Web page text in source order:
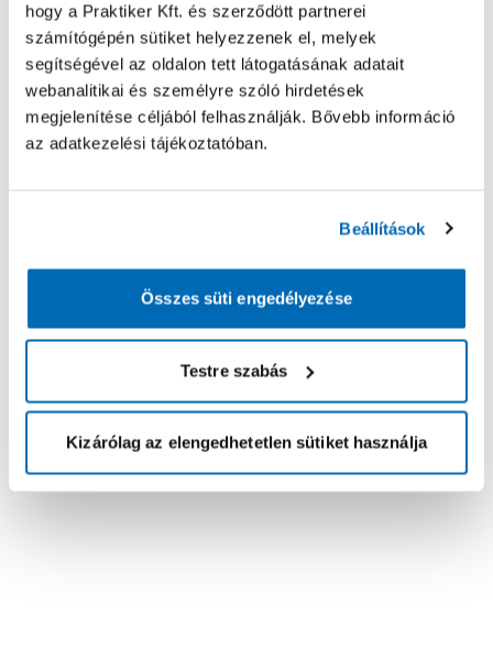
hogy a Praktiker Kft. és szerződött partnerei
számítógépén sütiket helyezzenek el, melyek
segítségével az oldalon tett látogatásának adatait
webanalitikai és személyre szóló hirdetések
megjelenítése céljából felhasználják. Bővebb információ
az adatkezelési tájékoztatóban.
Beállítások
Összes süti engedélyezése
Testre szabás
Kizárólag az elengedhetetlen sütiket használja